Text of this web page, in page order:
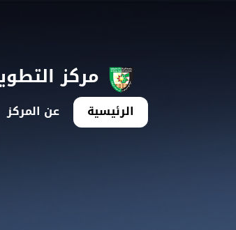
مركز
الرئيسية عن المركز